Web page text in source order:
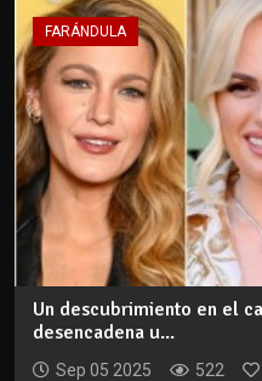
FARÁNDULA
Un descubrimiento en el
desencadena u...
Sep 05 2025 522